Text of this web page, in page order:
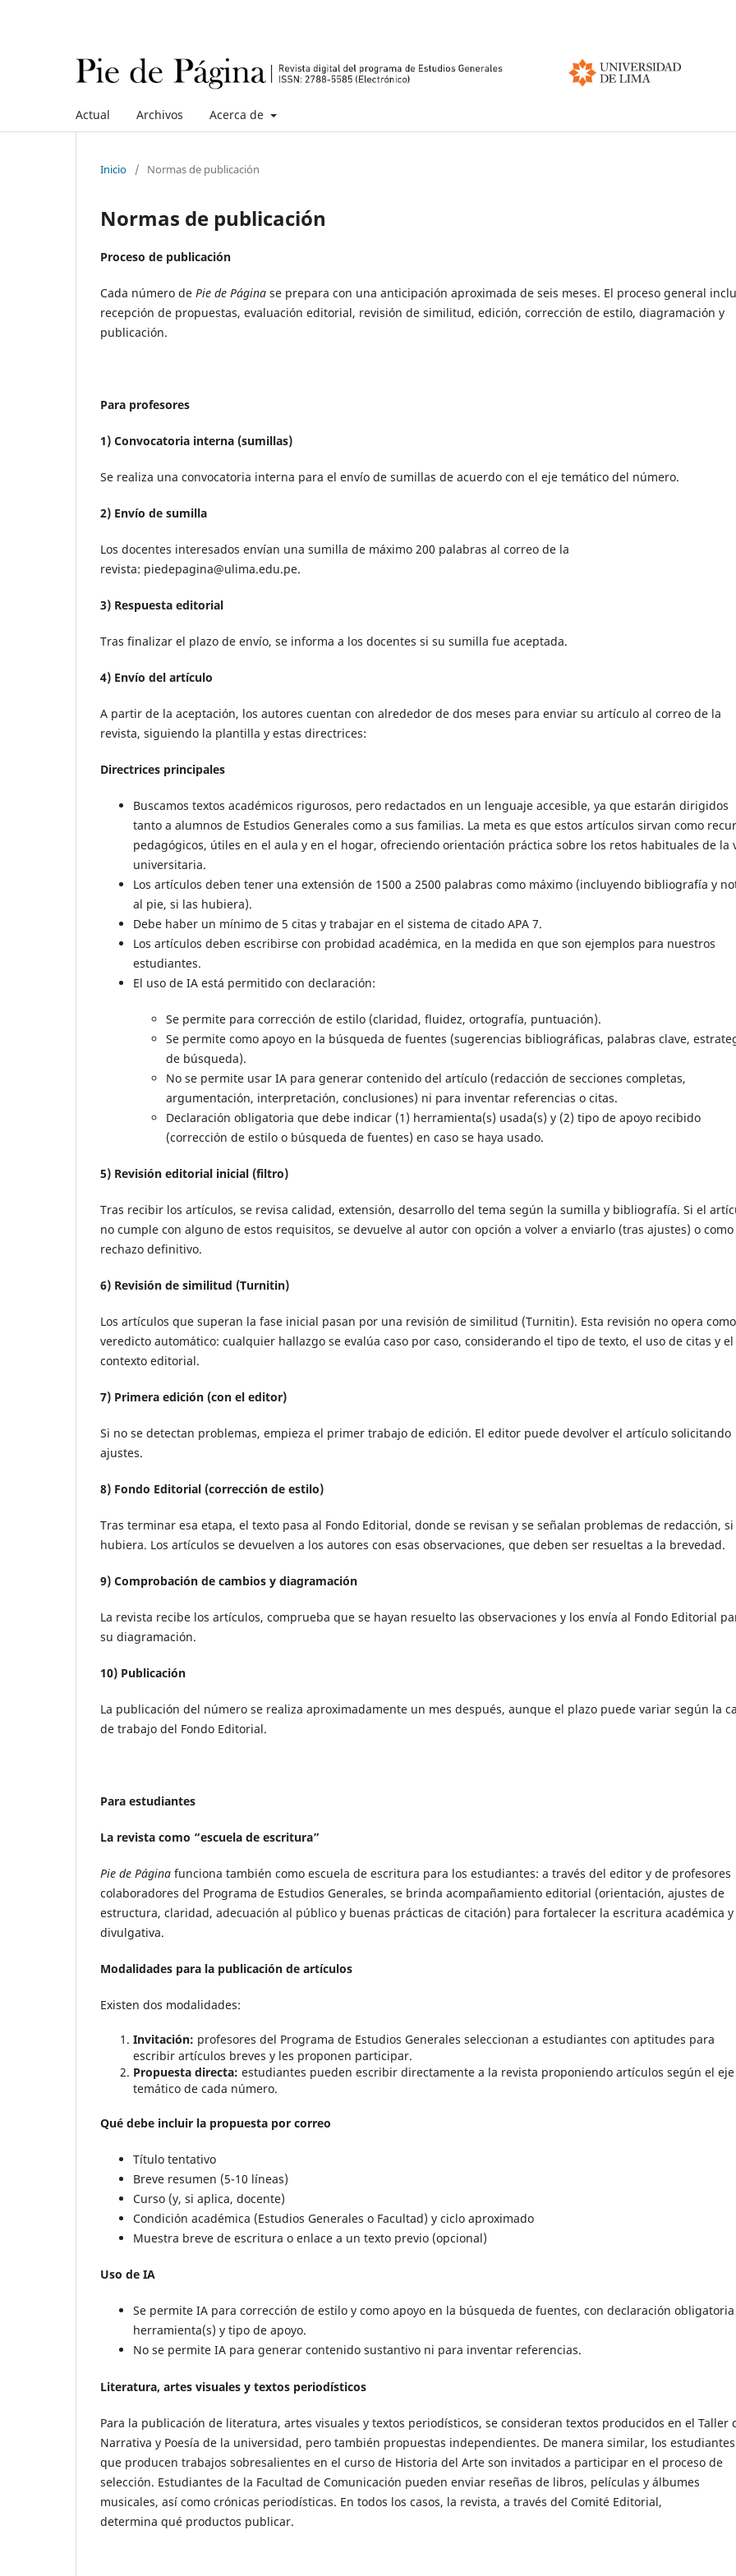
Actual Archivos Acerca de
Inicio / Normas de publicación
Normas de publicación
Proceso de publicación
Cada número de Pie de Página se prepara con una anticipación aproximada de seis meses. El proceso general
recepción de propuestas, evaluación editorial, revisión de similitud, edición, corrección de estilo, diagramación y
publicación.
Para profesores
1) Convocatoria interna (sumillas)
Se realiza una convocatoria interna para el envío de sumillas de acuerdo con el eje temático del número.
2) Envío de sumilla
Los docentes interesados envían una sumilla de máximo 200 palabras al correo de la
revista: piedepagina@ulima.edu.pe.
3) Respuesta editorial
Tras finalizar el plazo de envío, se informa a los docentes si su sumilla fue aceptada.
4) Envío del artículo
A partir de la aceptación, los autores cuentan con alrededor de dos meses para enviar su artículo al correo de la
revista, siguiendo la plantilla y estas directrices:
Directrices principales
Buscamos textos académicos rigurosos, pero redactados en un lenguaje accesible, ya que estarán dirigidos
tanto a alumnos de Estudios Generales como a sus familias. La meta es que estos artículos sirvan como
pedagógicos, útiles en el aula y en el hogar, ofreciendo orientación práctica sobre los retos habituales de la
universitaria.
Los artículos deben tener una extensión de 1500 a 2500 palabras como máximo (incluyendo bibliografía y
al pie, si las hubiera).
Debe haber un mínimo de 5 citas y trabajar en el sistema de citado APA 7.
Los artículos deben escribirse con probidad académica, en la medida en que son ejemplos para nuestros
estudiantes.
El uso de IA está permitido con declaración:
Se permite para corrección de estilo (claridad, fluidez, ortografía, puntuación).
Se permite como apoyo en la búsqueda de fuentes (sugerencias bibliográficas, palabras clave,
de búsqueda).
No se permite usar IA para generar contenido del artículo (redacción de secciones completas,
argumentación, interpretación, conclusiones) ni para inventar referencias o citas.
Declaración obligatoria que debe indicar (1) herramienta(s) usada(s) y (2) tipo de apoyo recibido
(corrección de estilo o búsqueda de fuentes) en caso se haya usado.
5) Revisión editorial inicial (filtro)
Tras recibir los artículos, se revisa calidad, extensión, desarrollo del tema según la sumilla y bibliografía. Si el
no cumple con alguno de estos requisitos, se devuelve al autor con opción a volver a enviarlo (tras ajustes) o como
rechazo definitivo.
6) Revisión de similitud (Turnitin)
Los artículos que superan la fase inicial pasan por una revisión de similitud (Turnitin). Esta revisión no opera como
veredicto automático: cualquier hallazgo se evalúa caso por caso, considerando el tipo de texto, el uso de citas y el
contexto editorial.
7) Primera edición (con el editor)
Si no se detectan problemas, empieza el primer trabajo de edición. El editor puede devolver el artículo solicitando
ajustes.
8) Fondo Editorial (corrección de estilo)
Tras terminar esa etapa, el texto pasa al Fondo Editorial, donde se revisan y se señalan problemas de redacción, si
hubiera. Los artículos se devuelven a los autores con esas observaciones, que deben ser resueltas a la brevedad.
9) Comprobación de cambios y diagramación
La revista recibe los artículos, comprueba que se hayan resuelto las observaciones y los envía al Fondo Editorial
su diagramación.
10) Publicación
La publicación del número se realiza aproximadamente un mes después, aunque el plazo puede variar según la
de trabajo del Fondo Editorial.
Para estudiantes
La revista como “escuela de escritura”
Pie de Página funciona también como escuela de escritura para los estudiantes: a través del editor y de profesores
colaboradores del Programa de Estudios Generales, se brinda acompañamiento editorial (orientación, ajustes de
estructura, claridad, adecuación al público y buenas prácticas de citación) para fortalecer la escritura académica y
divulgativa.
Modalidades para la publicación de artículos
Existen dos modalidades:
Invitación: profesores del Programa de Estudios Generales seleccionan a estudiantes con aptitudes para
escribir artículos breves y les proponen participar.
Propuesta directa: estudiantes pueden escribir directamente a la revista proponiendo artículos según el eje
temático de cada número.
Qué debe incluir la propuesta por correo
Título tentativo
Breve resumen (5-10 líneas)
Curso (y, si aplica, docente)
Condición académica (Estudios Generales o Facultad) y ciclo aproximado
Muestra breve de escritura o enlace a un texto previo (opcional)
Uso de IA
Se permite IA para corrección de estilo y como apoyo en la búsqueda de fuentes, con declaración
herramienta(s) y tipo de apoyo.
No se permite IA para generar contenido sustantivo ni para inventar referencias.
Literatura, artes visuales y textos periodísticos
Para la publicación de literatura, artes visuales y textos periodísticos, se consideran textos producidos en el Taller
Narrativa y Poesía de la universidad, pero también propuestas independientes. De manera similar, los estudiantes
que producen trabajos sobresalientes en el curso de Historia del Arte son invitados a participar en el proceso de
selección. Estudiantes de la Facultad de Comunicación pueden enviar reseñas de libros, películas y álbumes
musicales, así como crónicas periodísticas. En todos los casos, la revista, a través del Comité Editorial,
determina qué productos publicar.